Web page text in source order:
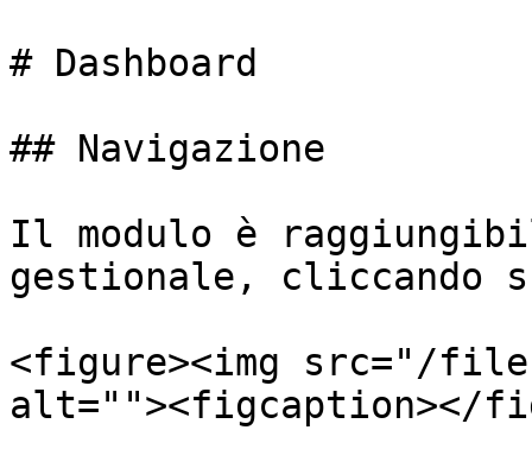
# Dashboard
## Navigazione
Il modulo è
gestionale, cliccando
<figure><img src="/
alt=""><figcaption></